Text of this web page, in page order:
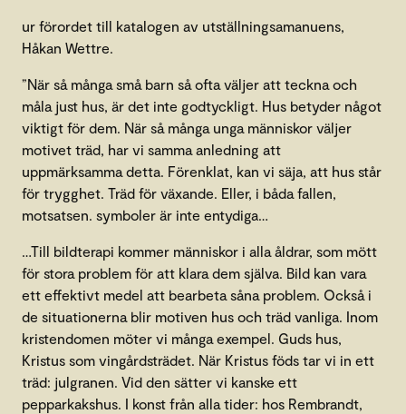
ur förordet till katalogen av utställningsamanuens,
Håkan Wettre.
”När så många små barn så ofta väljer att teckna och
måla just hus, är det inte godtyckligt. Hus betyder något
viktigt för dem. När så många unga människor väljer
motivet träd, har vi samma anledning att
uppmärksamma detta. Förenklat, kan vi säja, att hus står
för trygghet. Träd för växande. Eller, i båda fallen,
motsatsen. symboler är inte entydiga…
…Till bildterapi kommer människor i alla åldrar, som mött
för stora problem för att klara dem själva. Bild kan vara
ett effektivt medel att bearbeta såna problem. Också i
de situationerna blir motiven hus och träd vanliga. Inom
kristendomen möter vi många exempel. Guds hus,
Kristus som vingårdsträdet. När Kristus föds tar vi in ett
träd: julgranen. Vid den sätter vi kanske ett
pepparkakshus. I konst från alla tider: hos Rembrandt,